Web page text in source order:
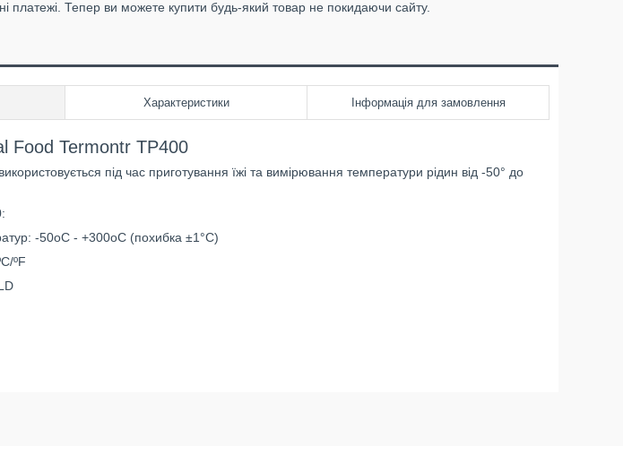
платежі. Тепер ви можете купити будь-який товар не покидаючи сайту.
Характеристики Інформація для замовлення
Food Termontr TP400
під час приготування їжі та вимірювання температури рідин від -50° до
-50oС - +300oС (похибка ±1°C)
ºF